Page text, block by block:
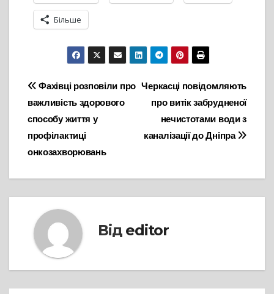
Більше
Навігація
записів
Черкасці повідомляють
про витік забрудненої
нечистотами води з
каналізації до Дніпра
Фахівці розповіли про
важливість здорового
способу життя у
профілактиці
онкозахворювань
Від editor